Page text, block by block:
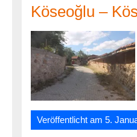
Köseoğlu –
Veröffentlicht am5.